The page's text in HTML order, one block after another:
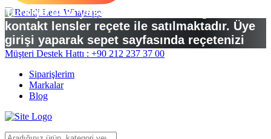
Türkiye’deki yasal düzenlemelere göre
kontakt lensler reçete ile satılmaktadır. Üye
girişi yaparak sepet sayfasında reçetenizi
yükleyebilirsiniz.
Müşteri Destek Hattı : +90 212 237 37 00
Siparişlerim
Markalar
Blog